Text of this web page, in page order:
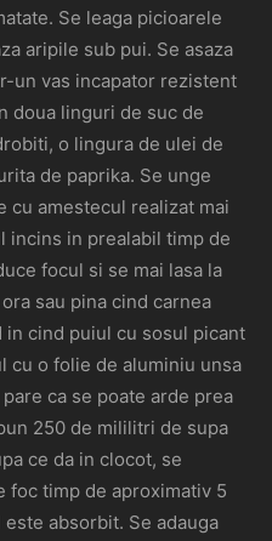
Se leaga picioarele
aripile sub pui. Se asaza
un vas incapator rezistent
doua linguri de suc de
o lingura de ulei de
de paprika. Se unge
cu amestecul realizat mai
incins in prealabil timp de
focul si se mai lasa la
sau pina cind carnea
cind puiul cu sosul picant
cu o folie de aluminiu unsa
ca se poate arde prea
250 de mililitri de supa
ce da in clocot, se
foc timp de aproximativ 5
absorbit. Se adauga